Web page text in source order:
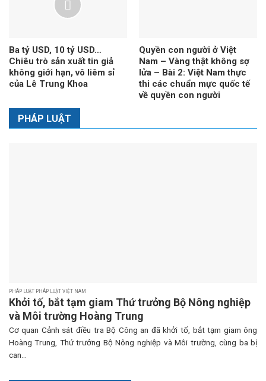
Ba tỷ USD, 10 tỷ USD…
Chiêu trò sản xuất tin giả
không giới hạn, vô liêm sỉ
của Lê Trung Khoa
Quyền con người ở Việt
Nam – Vàng thật không sợ
lửa – Bài 2: Việt Nam thực
thi các chuẩn mực quốc tế
về quyền con người
PHÁP LUẬT
PHÁP LUẬT PHÁP LUẬT VIỆT NAM
Khởi tố, bắt tạm giam Thứ trưởng Bộ Nông nghiệp
và Môi trường Hoàng Trung
Cơ quan Cảnh sát điều tra Bộ Công an đã khởi tố, bắt tạm giam ông
Hoàng Trung, Thứ trưởng Bộ Nông nghiệp và Môi trường, cùng ba bị
can...